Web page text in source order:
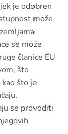
je odobren
može
se može
članice EU
što
što je
se provoditi